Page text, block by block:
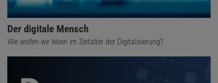
Der digitale Mensch
Wie wollen wir leben im Zeitalter der Digitalisierung?